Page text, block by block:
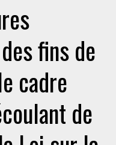
fins de
cadre
de